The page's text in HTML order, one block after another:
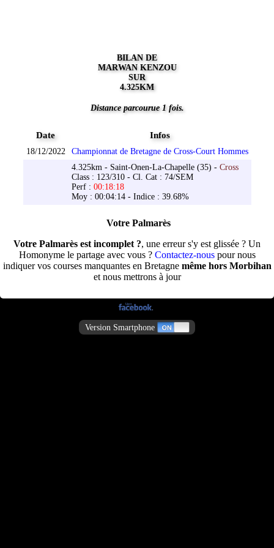
BILAN DE
MARWAN KENZOU
SUR
4.325KM
Distance parcourue 1 fois.
Date Infos
18/12/2022
Championnat de Bretagne de Cross-Court Hommes
4.325km - Saint-Onen-La-Chapelle (35) - Cross
Class : 123/310 - Cl. Cat : 74/SEM
Perf : 00:18:18
Moy : 00:04:14 - Indice : 39.68%
Votre Palmarès
Votre Palmarès est incomplet ?, une erreur s'y est glissée ? Un
Homonyme le partage avec vous ? Contactez-nouspour nous
indiquer vos courses manquantes en Bretagne même hors Morbihan
et nous mettrons à jour
Version Smartphone